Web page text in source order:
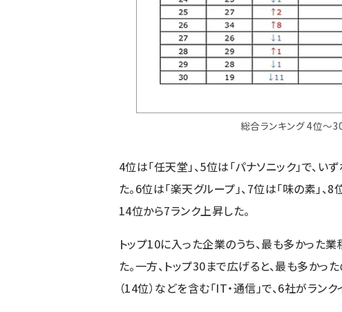
総合ランキング 4位～
4位は「任天堂」、5位は「パナソニック」で、
た。6位は「楽天グループ」、7位は「味の素」、
14位から7ランク上昇した。
トップ10に入った企業のうち、最も多かった業
た。一方、トップ30まで広げると、最も多かっ
（14位）などを含む「IT・通信」で、6社がランク